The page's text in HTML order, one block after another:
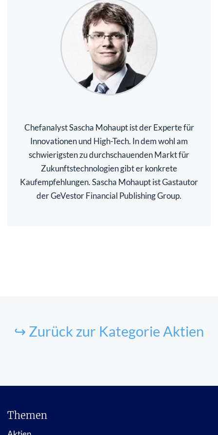
Chefanalyst Sascha Mohaupt ist der Experte für
Innovationen und High-Tech. In dem wohl am
schwierigsten zu durchschauenden Markt für
Zukunftstechnologien gibt er konkrete
Kaufempfehlungen. Sascha Mohaupt ist Gastautor
der GeVestor Financial Publishing Group.
↪ Zurück zur Kategorie Aktien
Themen